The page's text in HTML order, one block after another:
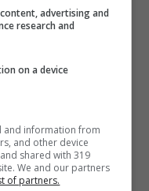
100% fino a 50€ in
a 2000€ in Bonus
advertising and
research and
on a device
and information from
and other device
shared with 319
We and our partners
of partners.